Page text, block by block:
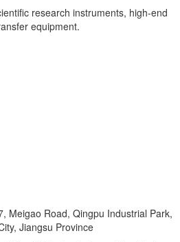
research instruments, high-end
equipment.
Meigao Road, Qingpu Industrial Park,
Jiangsu Province